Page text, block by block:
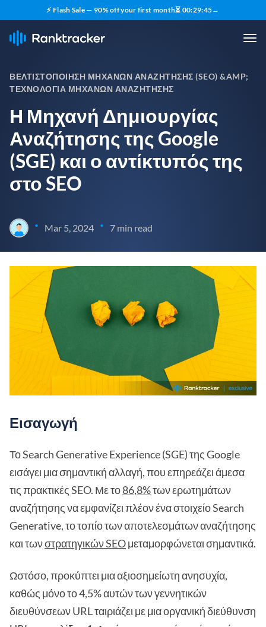
⚡ Flash Sale — 90% off your first month⏳ 00:29:44→
ΒΕΛΤΙΣΤΟΠΟΊΗΣΗ ΜΗΧΑΝΏΝ ΑΝΑΖΉΤΗΣΗΣ (SEO) &AMP;
ΤΕΧΝΟΛΟΓΊΑ ΜΗΧΑΝΏΝ ΑΝΑΖΉΤΗΣΗΣ
Η Μηχανή Δημιουργίας
Αναζήτησης της Google
(SGE) και ο αντίκτυπός της
στο SEO
• Mar 5, 2024 • 7 min read
Εισαγωγή
Το Search Generative Experience (SGE) της Google
εισάγει μια σημαντική αλλαγή, που επηρεάζει άμεσα
τις πρακτικές SEO. Με το86,8%των ερωτημάτων
αναζήτησης να εμφανίζει πλέον ένα στοιχείο Search
Generative, το τοπίο των αποτελεσμάτων αναζήτησης
και τωνστρατηγικών SEOμεταμορφώνεται σημαντικά.
Ωστόσο, προκύπτει μια αξιοσημείωτη ανησυχία,
καθώς μόνο το 4,5% αυτών των γεννητικών
διευθύνσεων URL ταιριάζει με μια οργανική διεύθυνση